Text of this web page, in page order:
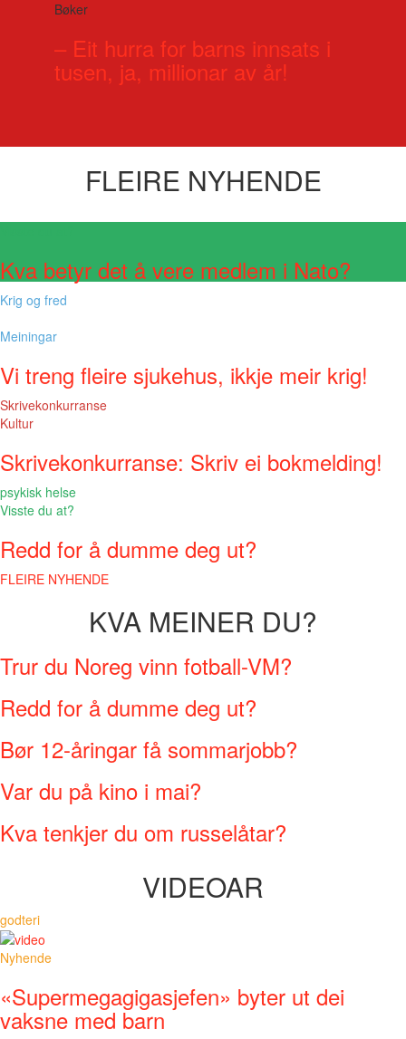
Bøker
– Eit hurra for barns innsats i
tusen, ja, millionar av år!
FLEIRE NYHENDE
Kva betyr det å vere medlem i Nato?
Krig og fred
Meiningar
Vi treng fleire sjukehus, ikkje meir krig!
Skrivekonkurranse
Kultur
Skrivekonkurranse: Skriv ei bokmelding!
psykisk helse
Visste du at?
Redd for å dumme deg ut?
FLEIRE NYHENDE
KVA MEINER DU?
Trur du Noreg vinn fotball-VM?
Redd for å dumme deg ut?
Bør 12-åringar få sommarjobb?
Var du på kino i mai?
Kva tenkjer du om russelåtar?
VIDEOAR
godteri
Nyhende
«Supermegagigasjefen» byter ut dei
vaksne med barn